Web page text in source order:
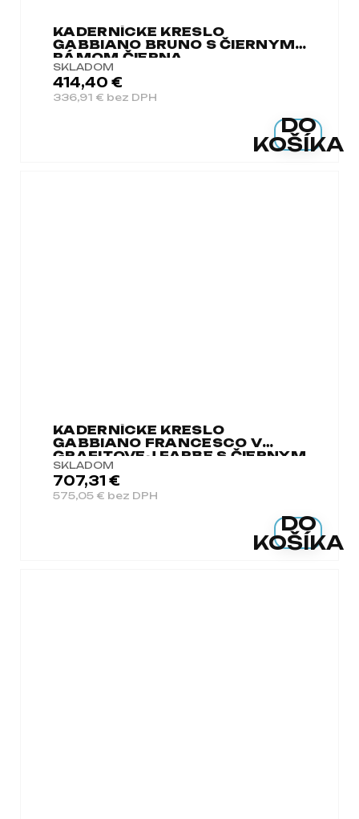
KADERNÍCKE KRESLO
GABBIANO BRUNO S ČIERNYM
RÁMOM ČIERNA
SKLADOM
336,91 € bez DPH
414,40 €
DO
KOŠÍKA
KADERNÍCKE KRESLO
GABBIANO FRANCESCO V
GRAFITOVEJ FARBE S ČIERNYM
BRÚSENÝM RÁMOM
SKLADOM
575,05 € bez DPH
707,31 €
DO
KOŠÍKA